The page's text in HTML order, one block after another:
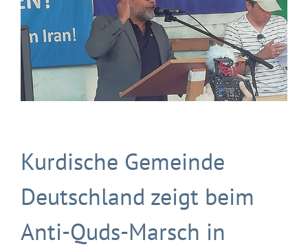
Kurdische Gemeinde
Deutschland zeigt beim
Anti-Quds-Marsch in